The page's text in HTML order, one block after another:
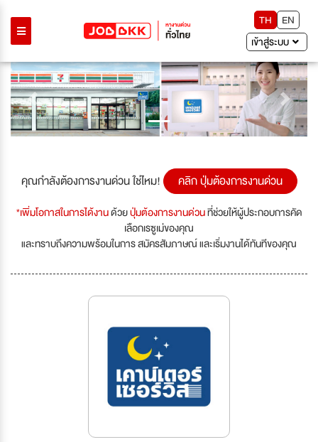
TH
EN
เข้าสู่ระบบ
Previous Next
คุณกำลังต้องการงานด่วน ใช่ไหม! คลิก ปุ่มต้องการงานด่วน
*เพิ่มโอกาสในการได้งานด้วยปุ่มต้องการงานด่วนที่ช่วยให้ผู้ประกอบการคัด
เลือกเรซูเม่ของคุณ
และทราบถึงความพร้อมในการ สมัครสัมภาษณ์ และเริ่มงานได้ทันทีของคุณ